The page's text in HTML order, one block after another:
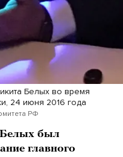
Белых во время
24 июня 2016 года
РФ
Белых был
главного